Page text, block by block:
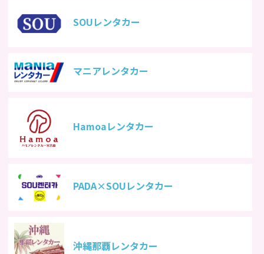
SOUレンタカー
マニアレンタカー
Hamoaレンタカー
PADA×SOUレンタカー
沖縄那覇レンタカー